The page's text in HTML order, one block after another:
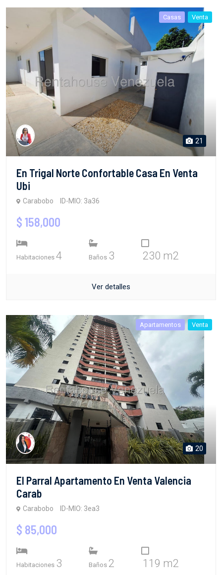
Casas Venta
21
En Trigal Norte Confortable Casa En Venta
Ubi
Carabobo ID-MIO: 3a36
$ 158,000
Habitaciones 4 Baños 3 230 m2
Ver detalles
Apartamentos Venta
20
El Parral Apartamento En Venta Valencia
Carab
Carabobo ID-MIO: 3ea3
$ 85,000
Habitaciones 3 Baños 2 119 m2